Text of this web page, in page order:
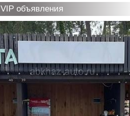
VIP объявления